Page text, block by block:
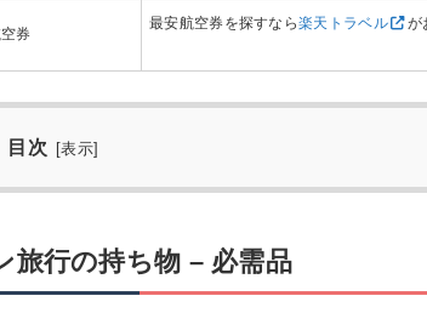
券
最安航空券を探すなら楽天トラベル が
目次 [表示
旅行の持ち物 – 必需品